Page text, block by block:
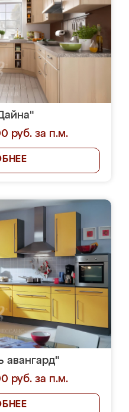
руб. за п.м.
авангард"
руб. за п.м.